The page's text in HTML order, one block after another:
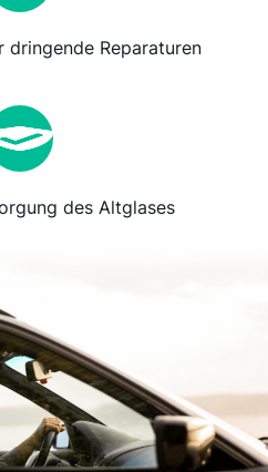
dringende Reparaturen
des Altglases